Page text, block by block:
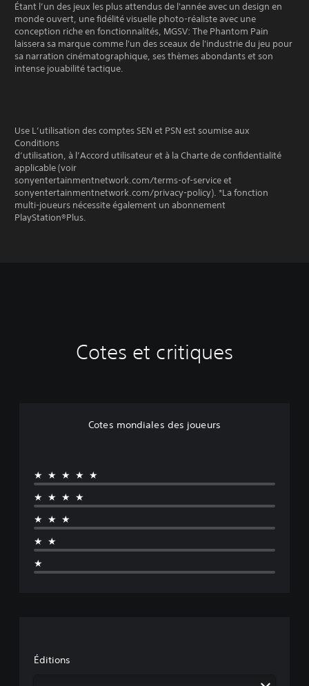
Étant l’un des jeux les plus attendus de l'année avec un design en
monde ouvert, une fidélité visuelle photo-réaliste avec une
conception riche en fonctionnalités, MGSV: The Phantom Pain
laissera sa marque comme l'un des sceaux de l'industrie du jeu pour
sa narration cinématographique, ses thèmes abondants et son
intense jouabilité tactique.
Use L’utilisation des comptes SEN et PSN est soumise aux
Conditions
d’utilisation, à l’Accord utilisateur et à la Charte de confidentialité
applicable (voir
sonyentertainmentnetwork.com/terms-of-service et
sonyentertainmentnetwork.com/privacy-policy). *La fonction
multi-joueurs nécessite également un abonnement
PlayStation®Plus.
Cotes et critiques
Cotes mondiales des joueurs
★★★★★
★★★★
★★★
★★
★
Éditions